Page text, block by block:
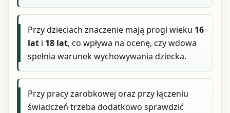
Przy dzieciach znaczenie mają progi wieku 16
lat i 18 lat, co wpływa na ocenę, czy wdowa
spełnia warunek wychowywania dziecka.
Przy pracy zarobkowej oraz przy łączeniu
świadczeń trzeba dodatkowo sprawdzić